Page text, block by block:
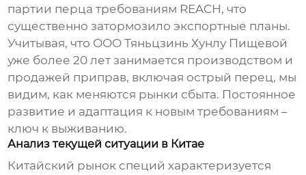
партии перца требованиям REACH, что
существенно затормозило экспортные планы.
Учитывая, что ООО Тяньцзинь Хунлу Пищевой
уже более 20 лет занимается производством и
продажей приправ, включая острый перец, мы
видим, как меняются рынки сбыта. Постоянное
развитие и адаптация к новым требованиям –
ключ к выживанию.
Анализ текущей ситуации в Китае
Китайский рынок специй характеризуется